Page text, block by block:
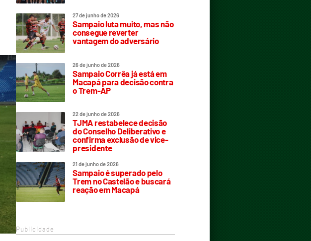
27 de junho de 2026
Sampaio luta muito, mas não
consegue reverter
vantagem do adversário
26 de junho de 2026
Sampaio Corrêa já está em
Macapá para decisão contra
o Trem-AP
22 de junho de 2026
TJMA restabelece decisão
do Conselho Deliberativo e
confirma exclusão de vice-
presidente
21 de junho de 2026
Sampaio é superado pelo
Trem no Castelão e buscará
reação em Macapá
Publicidade